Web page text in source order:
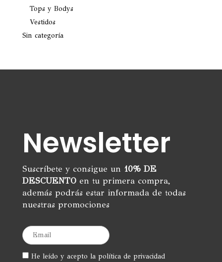
Tops y Bodys
Vestidos
Sin categoría
Newsletter
Suscríbete y consigue un 10% DE
DESCUENTOen tu primera compra,
además podrás estar informada de todas
nuestras promociones
He leído y acepto la política de privacidad